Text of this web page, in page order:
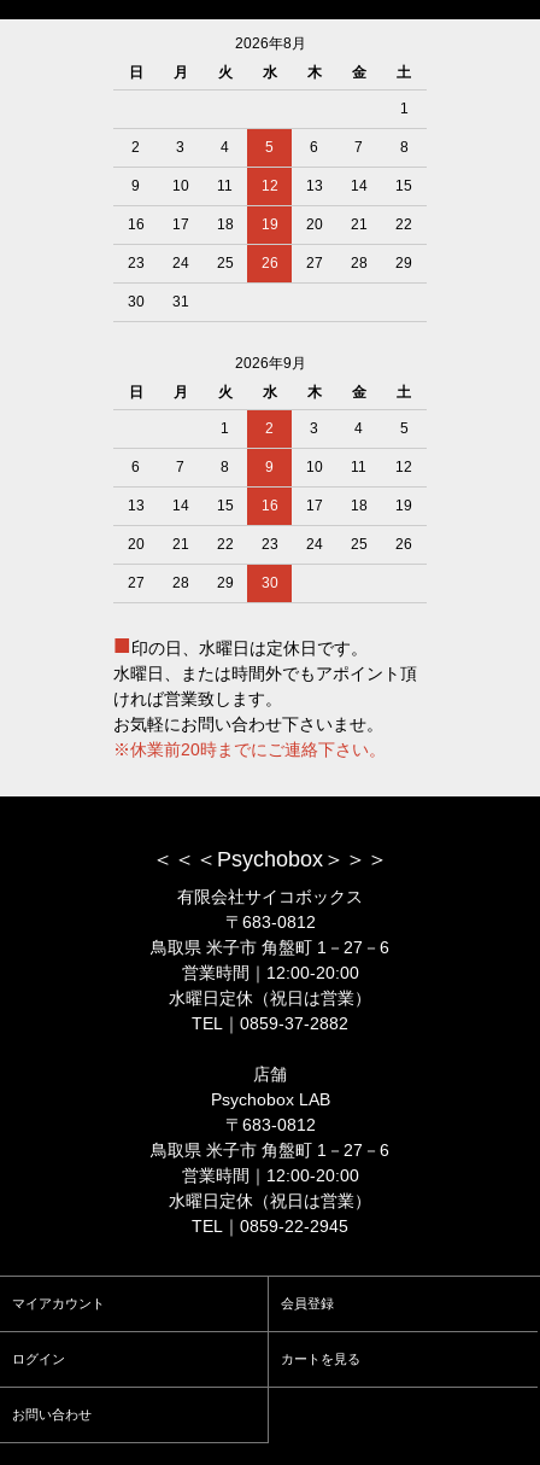
2026年8月
日
月 火 水 木 金 土
1
2 3 4 5 6 7 8
9 10 11 12 13 14 15
16 17 18 19 20 21 22
23 24 25 26 27 28 29
30 31
2026年9月
日
月 火 水 木 金 土
1 2 3 4 5
6 7 8 9 10 11 12
13 14 15 16 17 18 19
20 21 22 23 24 25 26
27 28 29 30
■印の日、水曜日は定休日です。
水曜日、または時間外でもアポイント頂
ければ営業致します。
お気軽にお問い合わせ下さいませ。
※休業前20時までにご連絡下さい。
＜＜＜Psychobox＞＞＞
有限会社サイコボックス
〒683-0812
鳥取県 米子市 角盤町 1－27－6
営業時間｜12:00-20:00
水曜日定休（祝日は営業）
TEL｜0859-37-2882
店舗
Psychobox LAB
〒683-0812
鳥取県 米子市 角盤町 1－27－6
営業時間｜12:00-20:00
水曜日定休（祝日は営業）
TEL｜0859-22-2945
マイアカウント 会員登録
ログイン カートを見る
お問い合わせ